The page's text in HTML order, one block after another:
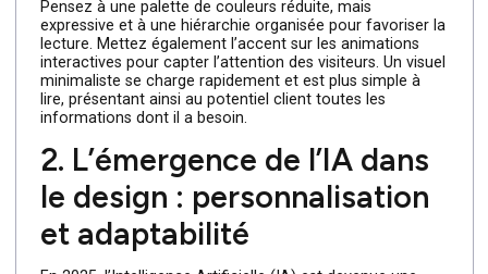
Leminimalismea déjà démontré des résultats
dans le développement de sites web au fil des années.
Cependant, en 2025, il ne s’agit plus seulement de « faire
épuré », mais de suivre des astuces tendances
intelligentes et simplistes.
Pensez à une palette de couleurs réduite, mais
expressive et à une hiérarchie organisée pour favoriser
lecture. Mettez également l’accent sur les animations
interactives pour capter l’attention des visiteurs. Un
minimaliste se charge rapidement et est plus simple à
lire, présentant ainsi au potentiel client toutes les
informations dont il a besoin.